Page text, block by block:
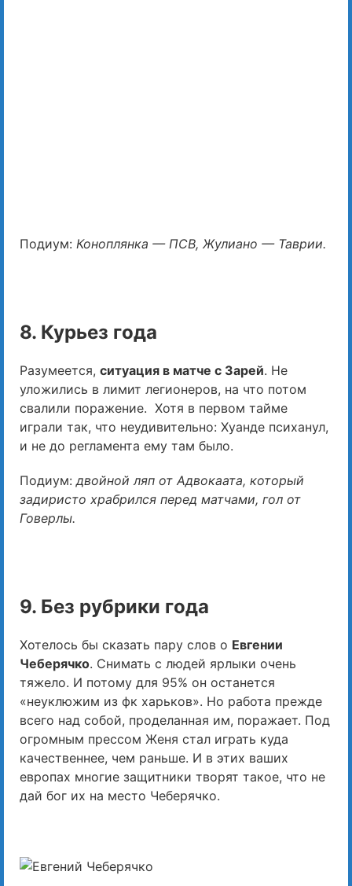
Подиум: Коноплянка — ПСВ, Жулиано — Таврии.
8. Курьез года
Разумеется, ситуация в матче с Зарей. Не
уложились в лимит легионеров, на что потом
свалили поражение. Хотя в первом тайме
играли так, что неудивительно: Хуанде психанул,
и не до регламента ему там было.
Подиум:двойной ляп от Адвокаата, который
задиристо храбрился перед матчами, гол от
Говерлы.
9. Без рубрики года
Хотелось бы сказать пару слов о Евгении
Чеберячко. Снимать с людей ярлыки очень
тяжело. И потому для 95% он останется
«неуклюжим из фк харьков». Но работа прежде
всего над собой, проделанная им, поражает. Под
огромным прессом Женя стал играть куда
качественнее, чем раньше. И в этих ваших
европах многие защитники творят такое, что не
дай бог их на место Чеберячко.